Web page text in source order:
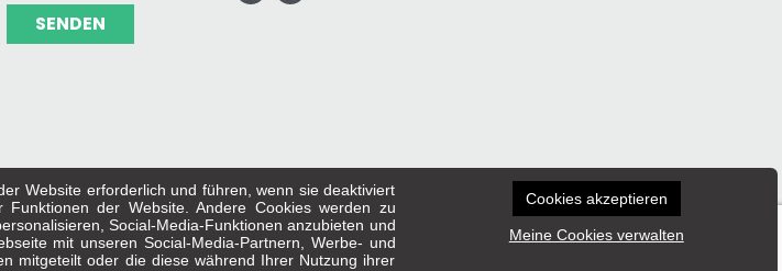
SENDEN
Hinweise-uber uns Made byArt’East
Website erforderlich und führen, wenn sie deaktiviert
der Website. Andere Cookies werden zu
Social-Media-Funktionen anzubieten und
mit unseren Social-Media-Partnern, Werbe- und
mitgeteilt oder die diese während Ihrer Nutzung ihrer
Cookies akzeptieren
Meine Cookies verwalten